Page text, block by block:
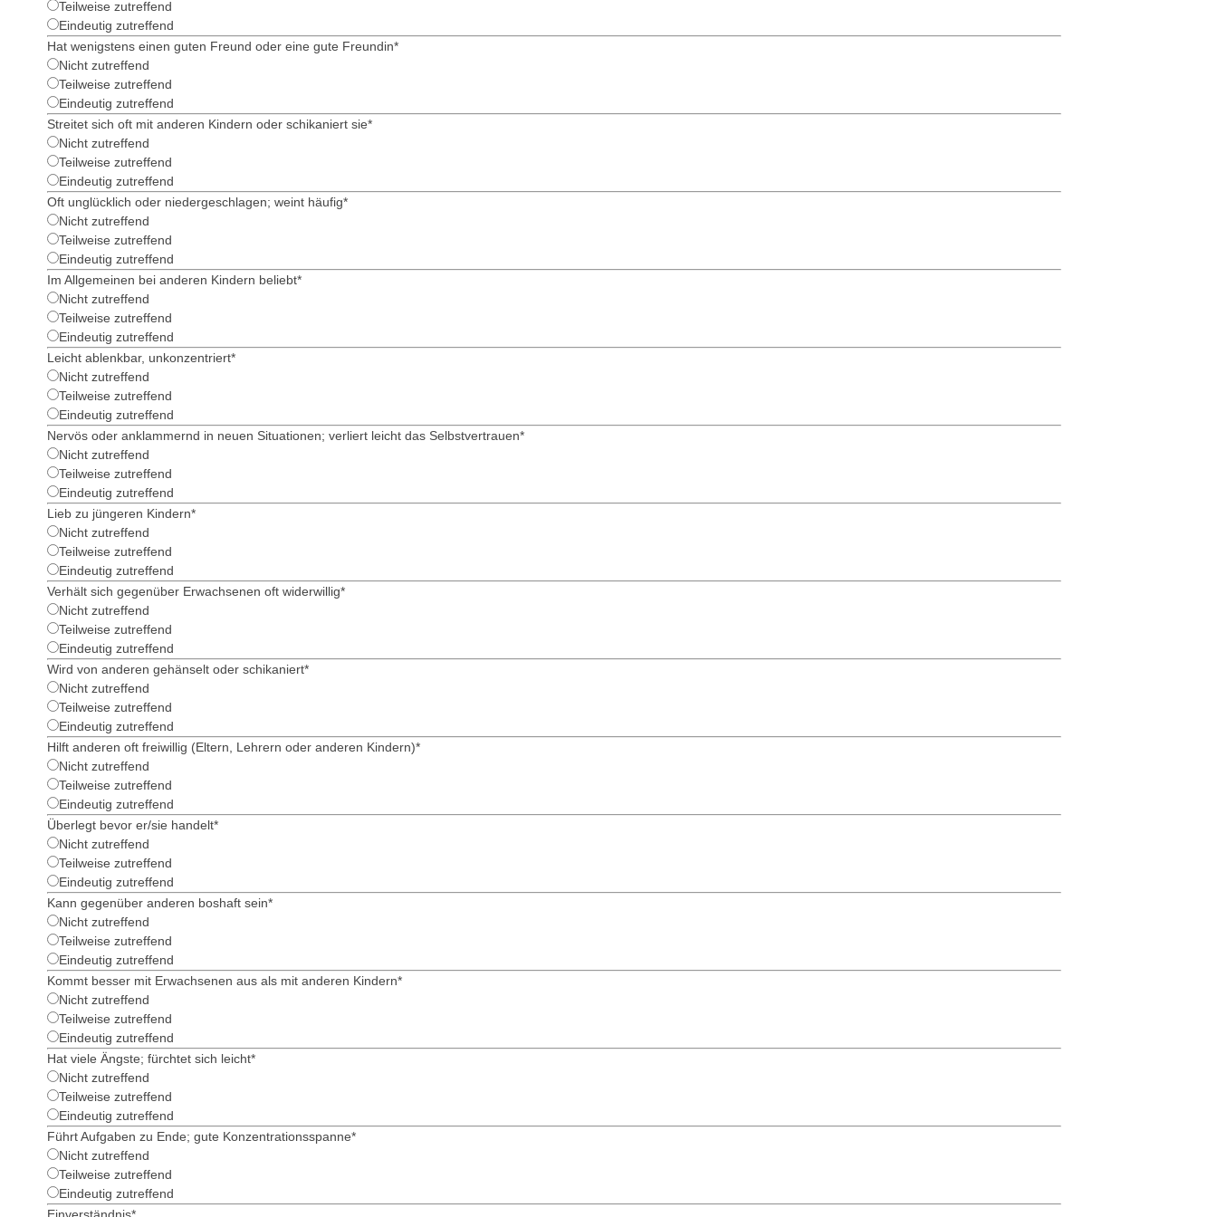
Teilweise zutreffend
Eindeutig zutreffend
Hat wenigstens einen guten Freund oder eine gute Freundin*
Nicht zutreffend
Teilweise zutreffend
Eindeutig zutreffend
Streitet sich oft mit anderen Kindern oder schikaniert sie*
Nicht zutreffend
Teilweise zutreffend
Eindeutig zutreffend
Oft unglücklich oder niedergeschlagen; weint häufig*
Nicht zutreffend
Teilweise zutreffend
Eindeutig zutreffend
Im Allgemeinen bei anderen Kindern beliebt*
Nicht zutreffend
Teilweise zutreffend
Eindeutig zutreffend
Leicht ablenkbar, unkonzentriert*
Nicht zutreffend
Teilweise zutreffend
Eindeutig zutreffend
Nervös oder anklammernd in neuen Situationen; verliert leicht das Selbstvertrauen*
Nicht zutreffend
Teilweise zutreffend
Eindeutig zutreffend
Lieb zu jüngeren Kindern*
Nicht zutreffend
Teilweise zutreffend
Eindeutig zutreffend
Verhält sich gegenüber Erwachsenen oft widerwillig*
Nicht zutreffend
Teilweise zutreffend
Eindeutig zutreffend
Wird von anderen gehänselt oder schikaniert*
Nicht zutreffend
Teilweise zutreffend
Eindeutig zutreffend
Hilft anderen oft freiwillig (Eltern, Lehrern oder anderen Kindern)*
Nicht zutreffend
Teilweise zutreffend
Eindeutig zutreffend
Überlegt bevor er/sie handelt*
Nicht zutreffend
Teilweise zutreffend
Eindeutig zutreffend
Kann gegenüber anderen boshaft sein*
Nicht zutreffend
Teilweise zutreffend
Eindeutig zutreffend
Kommt besser mit Erwachsenen aus als mit anderen Kindern*
Nicht zutreffend
Teilweise zutreffend
Eindeutig zutreffend
Hat viele Ängste; fürchtet sich leicht*
Nicht zutreffend
Teilweise zutreffend
Eindeutig zutreffend
Führt Aufgaben zu Ende; gute Konzentrationsspanne*
Nicht zutreffend
Teilweise zutreffend
Eindeutig zutreffend